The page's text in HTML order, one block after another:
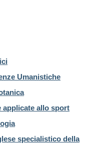
Umanistiche
applicate allo sport
specialistico della